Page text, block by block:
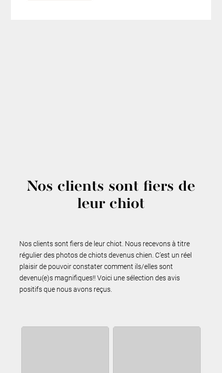
Nos clients sont fiers de
leur chiot
Nos clients sont fiers de leur chiot. Nous recevons à titre
régulier des photos de chiots devenus chien. C’est un réel
plaisir de pouvoir constater comment ils/elles sont
devenu(e)s magnifiques!! Voici une sélection des avis
positifs que nous avons reçus.